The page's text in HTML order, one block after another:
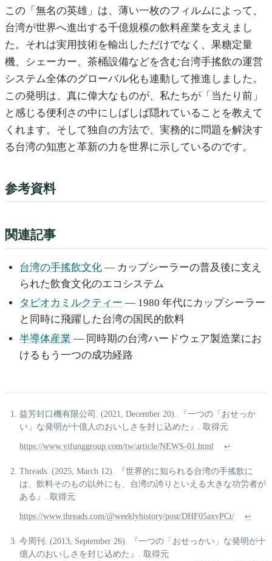
この「無名の英雄」は、薄い一枚のフィルムによって、
台湾が世界へ進出する千億規模の飲料産業を支えまし
た。それは実用技術を輸出しただけでなく、果糖定量
機、シェーカー、茶桶設備などを含む台湾手搖飲の運営
システム全体のグローバル化も連動して推進しました。
この発明は、真に偉大なものが、私たちが「当たり前」
と感じる便利さの中にしばしば隠れていることを教えて
くれます。そして独自の方法で、実務的に問題を解決す
る台湾の知恵と革新の力を世界に示しているのです。
参考資料
関連記事
台湾の手搖飲文化 — カップシーラーの普及後に支え
られた飲食文化のエコシステム
タピオカミルクティー — 1980 年代にカップシーラー
と同時に飛躍した台湾の国民的飲料
半導体産業 — 同時期の台湾ハードウェア製造業にお
けるもう一つの成功経路
益芳封口機有限公司. (2021, December 20). 『一つの「おせっか
い」な発明が十億人のおいしさを封じ込めた』. 取得元
https://www.yifunggroup.com/tw/article/NEWS-01.html ↩
Threads. (2025, March 12). 『世界的に知られる台湾の手搖飲に
は、飲料そのもの以外にも、台湾の誇りといえる大きな功労者が
ある』. 取得元
https://www.threads.com/@weeklyhistory/post/DHF05axvPCt/ ↩
今周刊. (2013, September 26). 『一つの「おせっかい」な発明が十
億人のおいしさを封じ込めた』. 取得元